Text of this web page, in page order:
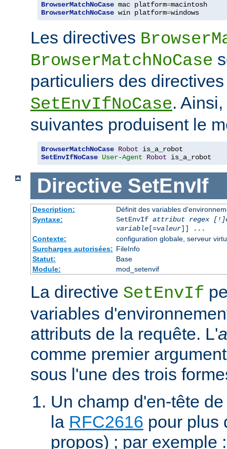
BrowserMatchNoCase mac platform=
BrowserMatchNoCase win platform=windows
Les directives
BrowserMatchNoCase
particuliers des
SetEnvIfNoCase.
suivantes produisent le
BrowserMatchNoCase Robot
SetEnvIfNoCase User-Agent Robot is_a_robot
Directive SetEnvIf
Description:
Définit des variables
Syntaxe:
SetEnvIf attribut regex
variable[=valeur]] ...
Contexte:
configuration globale, serveur
Surcharges autorisées: FileInfo
Statut:
Base
Module:
mod_setenvif
La directive SetEnvIf
variables
attributs de la requête. L'
comme premier
sous l'une des trois
Un champ d'en-tête
la RFC2616 pour plus
propos) ; par exemple